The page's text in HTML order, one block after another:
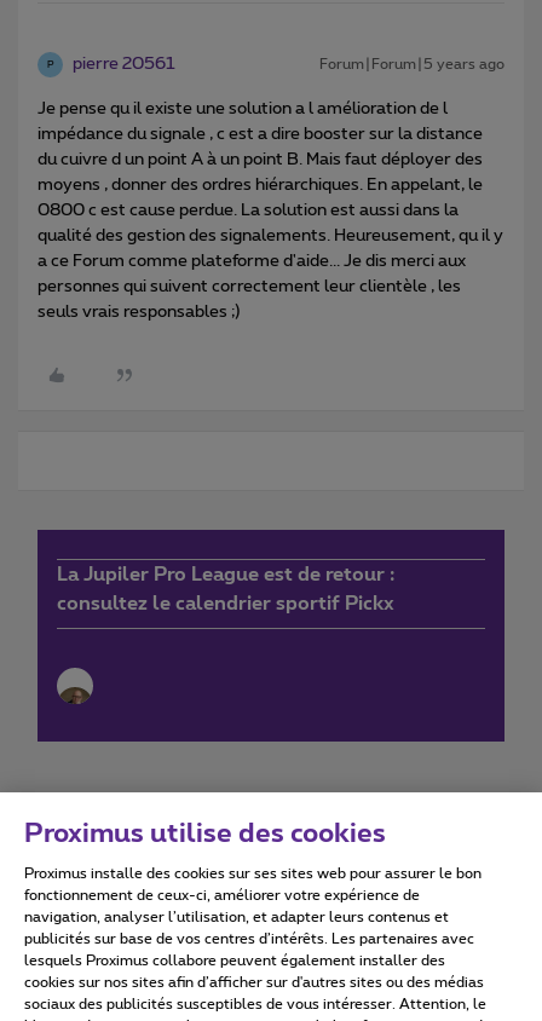
P pierre 20561 Forum|Forum|5 years ago
Je pense qu il existe une solution a l amélioration de l
impédance du signale , c est a dire booster sur la distance
du cuivre d un point A à un point B. Mais faut déployer des
moyens , donner des ordres hiérarchiques. En appelant, le
0800 c est cause perdue. La solution est aussi dans la
qualité des gestion des signalements. Heureusement, qu il y
a ce Forum comme plateforme d'aide... Je dis merci aux
personnes qui suivent correctement leur clientèle , les
seuls vrais responsables ;)
La Jupiler Pro League est de retour :
consultez le calendrier sportif Pickx
Conditions d'utilisation Accessibility statement
Tous droits réservés. © 2026 Proximus
Proximus utilise des cookies
Proximus installe des cookies sur ses sites web pour assurer le bon
fonctionnement de ceux-ci, améliorer votre expérience de
navigation, analyser l’utilisation, et adapter leurs contenus et
publicités sur base de vos centres d’intérêts. Les partenaires avec
lesquels Proximus collabore peuvent également installer des
cookies sur nos sites afin d’afficher sur d'autres sites ou des médias
sociaux des publicités susceptibles de vous intéresser. Attention, le